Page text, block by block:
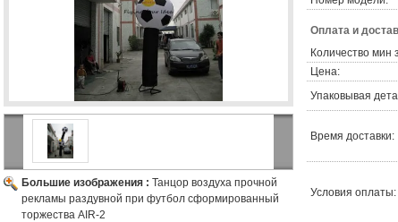
Большие изображения : Танцор воздуха прочной
рекламы раздувной при футбол сформированный
торжества AIR-2
Оплата и
Количество мин
Цена:
Упаковывая
Время доставки:
Условия оплаты: